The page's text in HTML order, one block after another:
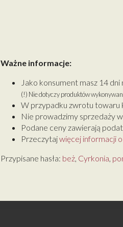
Ważne informacje:
Jako konsument masz 14
(!) Nie dotyczy produktów
W przypadku zwrotu towaru
Nie prowadzimy sprzedaży
Podane ceny zawierają
Przeczytajwięcej informacji
Przypisane hasła: beż, Cyrkonia,